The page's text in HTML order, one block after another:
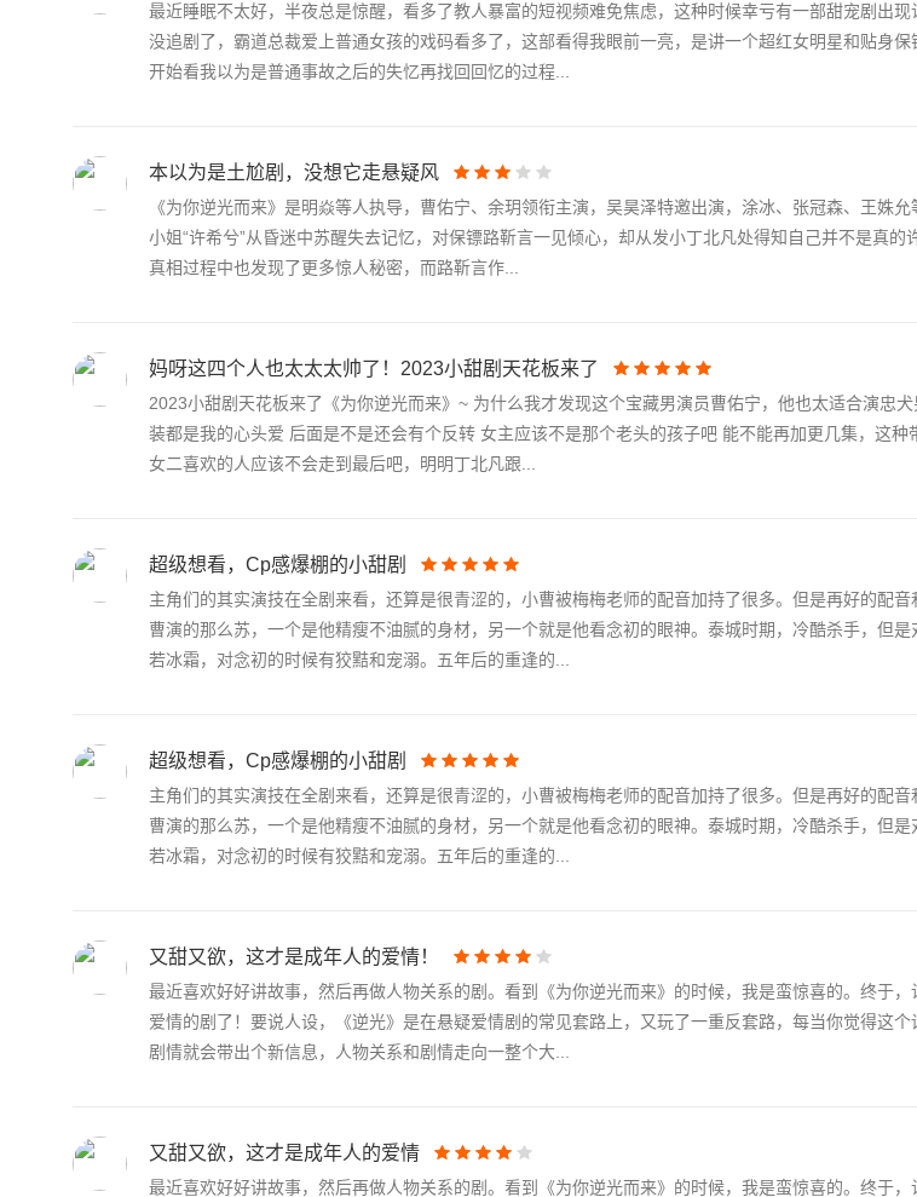
最近睡眠不太好，半夜总是惊醒，看多了教人暴富的短视频难免焦虑，这种时候幸亏有一部甜宠剧出
没追剧了，霸道总裁爱上普通女孩的戏码看多了，这部看得我眼前一亮，是讲一个超红女明星和贴身
开始看我以为是普通事故之后的失忆再找回回忆的过程...
本以为是土尬剧，没想它走悬疑风
《为你逆光而来》是明焱等人执导，曹佑宁、余玥领衔主演，吴昊泽特邀出演，涂冰、张冠森、王姝
小姐“许希兮”从昏迷中苏醒失去记忆，对保镖路靳言一见倾心，却从发小丁北凡处得知自己并不是真
真相过程中也发现了更多惊人秘密，而路靳言作...
妈呀这四个人也太太太帅了！2023小甜剧天花板来了
2023小甜剧天花板来了《为你逆光而来》~ 为什么我才发现这个宝藏男演员曹佑宁，他也太适合演忠
装都是我的心头爱 后面是不是还会有个反转 女主应该不是那个老头的孩子吧 能不能再加更几集，这种
女二喜欢的人应该不会走到最后吧，明明丁北凡跟...
超级想看，Cp感爆棚的小甜剧
主角们的其实演技在全剧来看，还算是很青涩的，小曹被梅梅老师的配音加持了很多。但是再好的配
曹演的那么苏，一个是他精瘦不油腻的身材，另一个就是他看念初的眼神。泰城时期，冷酷杀手，但
若冰霜，对念初的时候有狡黠和宠溺。五年后的重逢的...
超级想看，Cp感爆棚的小甜剧
主角们的其实演技在全剧来看，还算是很青涩的，小曹被梅梅老师的配音加持了很多。但是再好的配
曹演的那么苏，一个是他精瘦不油腻的身材，另一个就是他看念初的眼神。泰城时期，冷酷杀手，但
若冰霜，对念初的时候有狡黠和宠溺。五年后的重逢的...
又甜又欲，这才是成年人的爱情！
最近喜欢好好讲故事，然后再做人物关系的剧。看到《为你逆光而来》的时候，我是蛮惊喜的。终于
爱情的剧了！要说人设，《逆光》是在悬疑爱情剧的常见套路上，又玩了一重反套路，每当你觉得这个
剧情就会带出个新信息，人物关系和剧情走向一整个大...
又甜又欲，这才是成年人的爱情
最近喜欢好好讲故事，然后再做人物关系的剧。看到《为你逆光而来》的时候，我是蛮惊喜的。终于